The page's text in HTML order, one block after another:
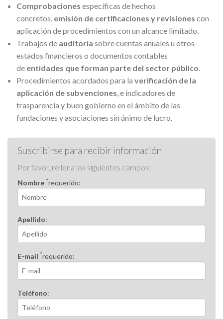
Comprobaciones específicas de hechos
concretos, emisión de certificaciones y revisiones con
aplicación de procedimientos con un alcance limitado.
Trabajos de auditoría sobre cuentas anuales u otros
estados financieros o documentos contables
deentidades que forman parte del sector público.
Procedimientos acordados para la verificación de la
aplicación de subvenciones, e indicadores de
trasparencia y buen gobierno en el ámbito de las
fundaciones y asociaciones sin ánimo de lucro.
Suscribirse para recibir información
Por favor, rellena los siguientes campos:
Nombre *requerido:
Apellido:
E-mail *requerido:
Teléfono: